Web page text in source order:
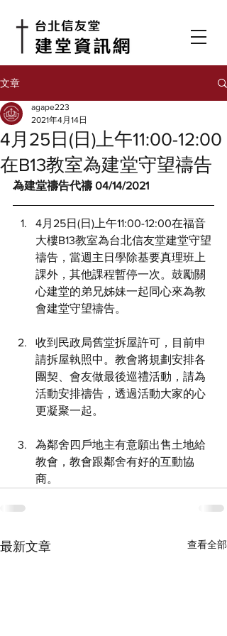
文章
4月25日(日)上午11:00-12:00
在B13教室為建堂守望禱告
agape223
2021年4月14日
為建堂禱告代禱 04/14/2021
4月25日(日)上午11:00-12:00在福音
大樓B13教室為台北信友堂建堂守望
禱告，當週主日學除基要真理班上
課外，其他課程暫停一次。鼓勵關
心建堂的弟兄姊妹一起同心來為教
會建堂守望禱告。
收到民政局舊堂拆屋許可，目前申
請拆屋執照中。教會將規劃安排各
團契、會友做最後巡禮活動，請為
活動安排禱告，透過活動大家的心
更凝聚一起。
為鄰舍四戶地主有意願出售土地給
教會，教會跟鄰舍有好的互動協
商。
最新文章 查看全部